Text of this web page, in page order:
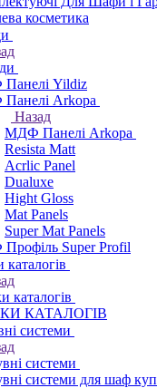
косметика
Yildiz
Arkopa
Назад
МДФ Панелі Arkopa
Resista Matt
Acrlic Panel
Dualuxe
Hight Gloss
Mat Panels
Super Mat Panels
Super Profil
каталогів
каталогів
КАТАЛОГІВ
системи
системи
системи для шаф